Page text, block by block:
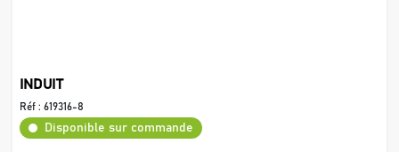
INDUIT
Réf : 619316-8
Disponible sur commande